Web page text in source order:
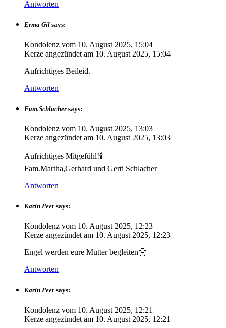
Antworten
Erma Gil says:
Kondolenz vom 10. August 2025, 15:04
Kerze angezündet am 10. August 2025, 15:04
Aufrichtiges Beileid.
Antworten
Fam.Schlacher says:
Kondolenz vom 10. August 2025, 13:03
Kerze angezündet am 10. August 2025, 13:03
Aufrichtiges Mitgefühl!🕯
Fam.Martha,Gerhard und Gerti Schlacher
Antworten
Karin Peer says:
Kondolenz vom 10. August 2025, 12:23
Kerze angezündet am 10. August 2025, 12:23
Engel werden eure Mutter begleiten🤗
Antworten
Karin Peer says:
Kondolenz vom 10. August 2025, 12:21
Kerze angezündet am 10. August 2025, 12:21